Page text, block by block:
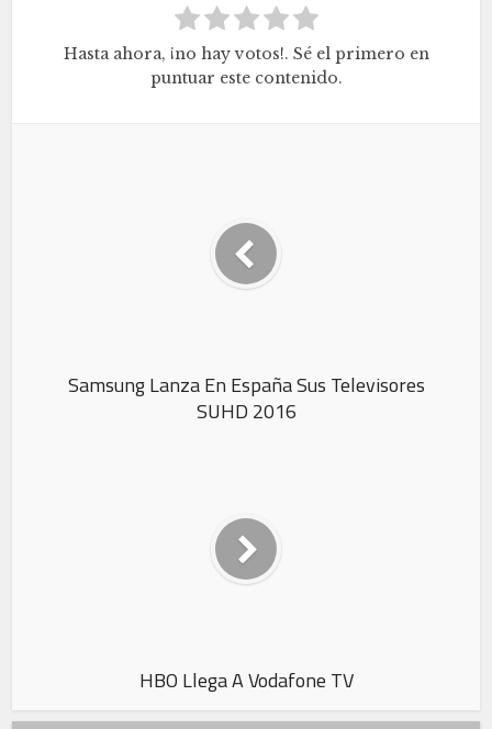
Hasta ahora, ¡no hay votos!. Sé el primero en
puntuar este contenido.
Samsung Lanza En España Sus Televisores
SUHD 2016
HBO Llega A Vodafone TV